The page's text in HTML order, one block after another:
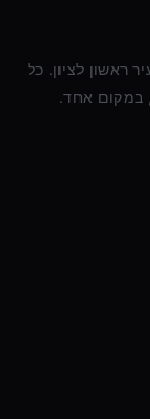
ראשון לציון. כל
במקום אחד.